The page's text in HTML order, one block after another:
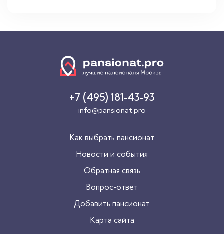
+7 (495) 181-43-93
info@pansionat.pro
Как выбрать пансионат
Новости и события
Обратная связь
Вопрос-ответ
Добавить пансионат
Карта сайта